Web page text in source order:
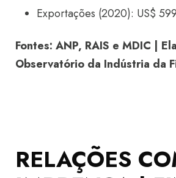
Exportações (2020): US$
Fontes: ANP, RAIS e MDIC |
Observatório da Indústria da
RELAÇÕES